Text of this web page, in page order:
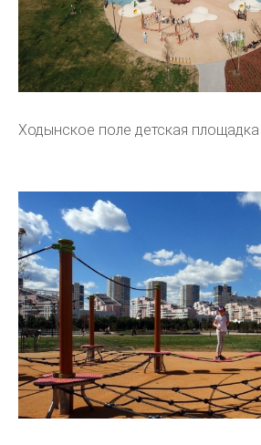
Ходынское поле детская площадка